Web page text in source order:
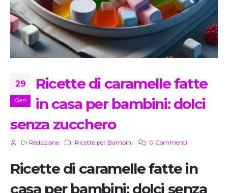
29
Gen
Ricette di caramelle fatte
in casa per bambini: dolci
senza zucchero
Di Redazione Ricette per Bambini 0 Commenti
Ricette di caramelle fatte in
casa per bambini: dolci senza